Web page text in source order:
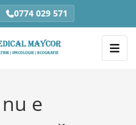
0774 029 571
e